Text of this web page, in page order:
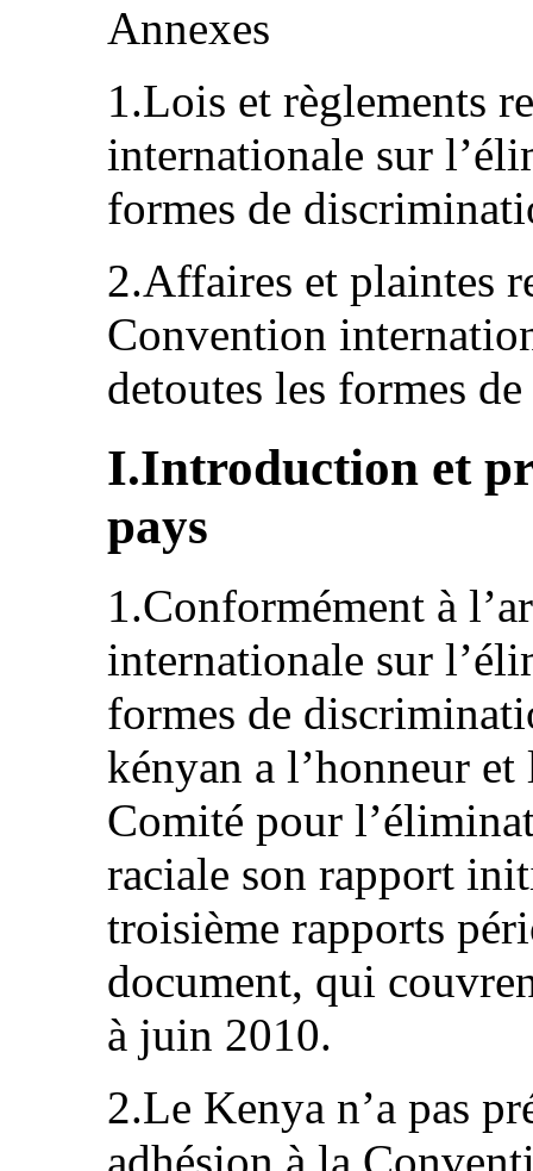
Annexes
1.Lois et règlements
internationale sur
formes de
2.Affaires et plaintes
Convention
detoutes les formes
I.Introduction et
pays
1.Conformément à
internationale sur
formes de
kényan a l’honneur
Comité pour
raciale son rapport
troisième rapports
document, qui
à juin 2010.
2.Le Kenya n’a pas
adhésion à la